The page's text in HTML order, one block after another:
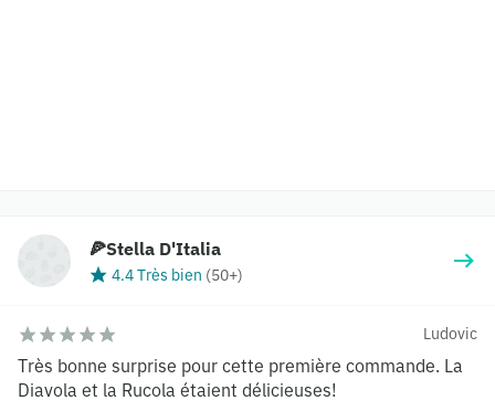
🍕Stella D'Italia
4.4 Très bien (50+)
Ludovic
Très bonne surprise pour cette première commande. La
Diavola et la Rucola étaient délicieuses!